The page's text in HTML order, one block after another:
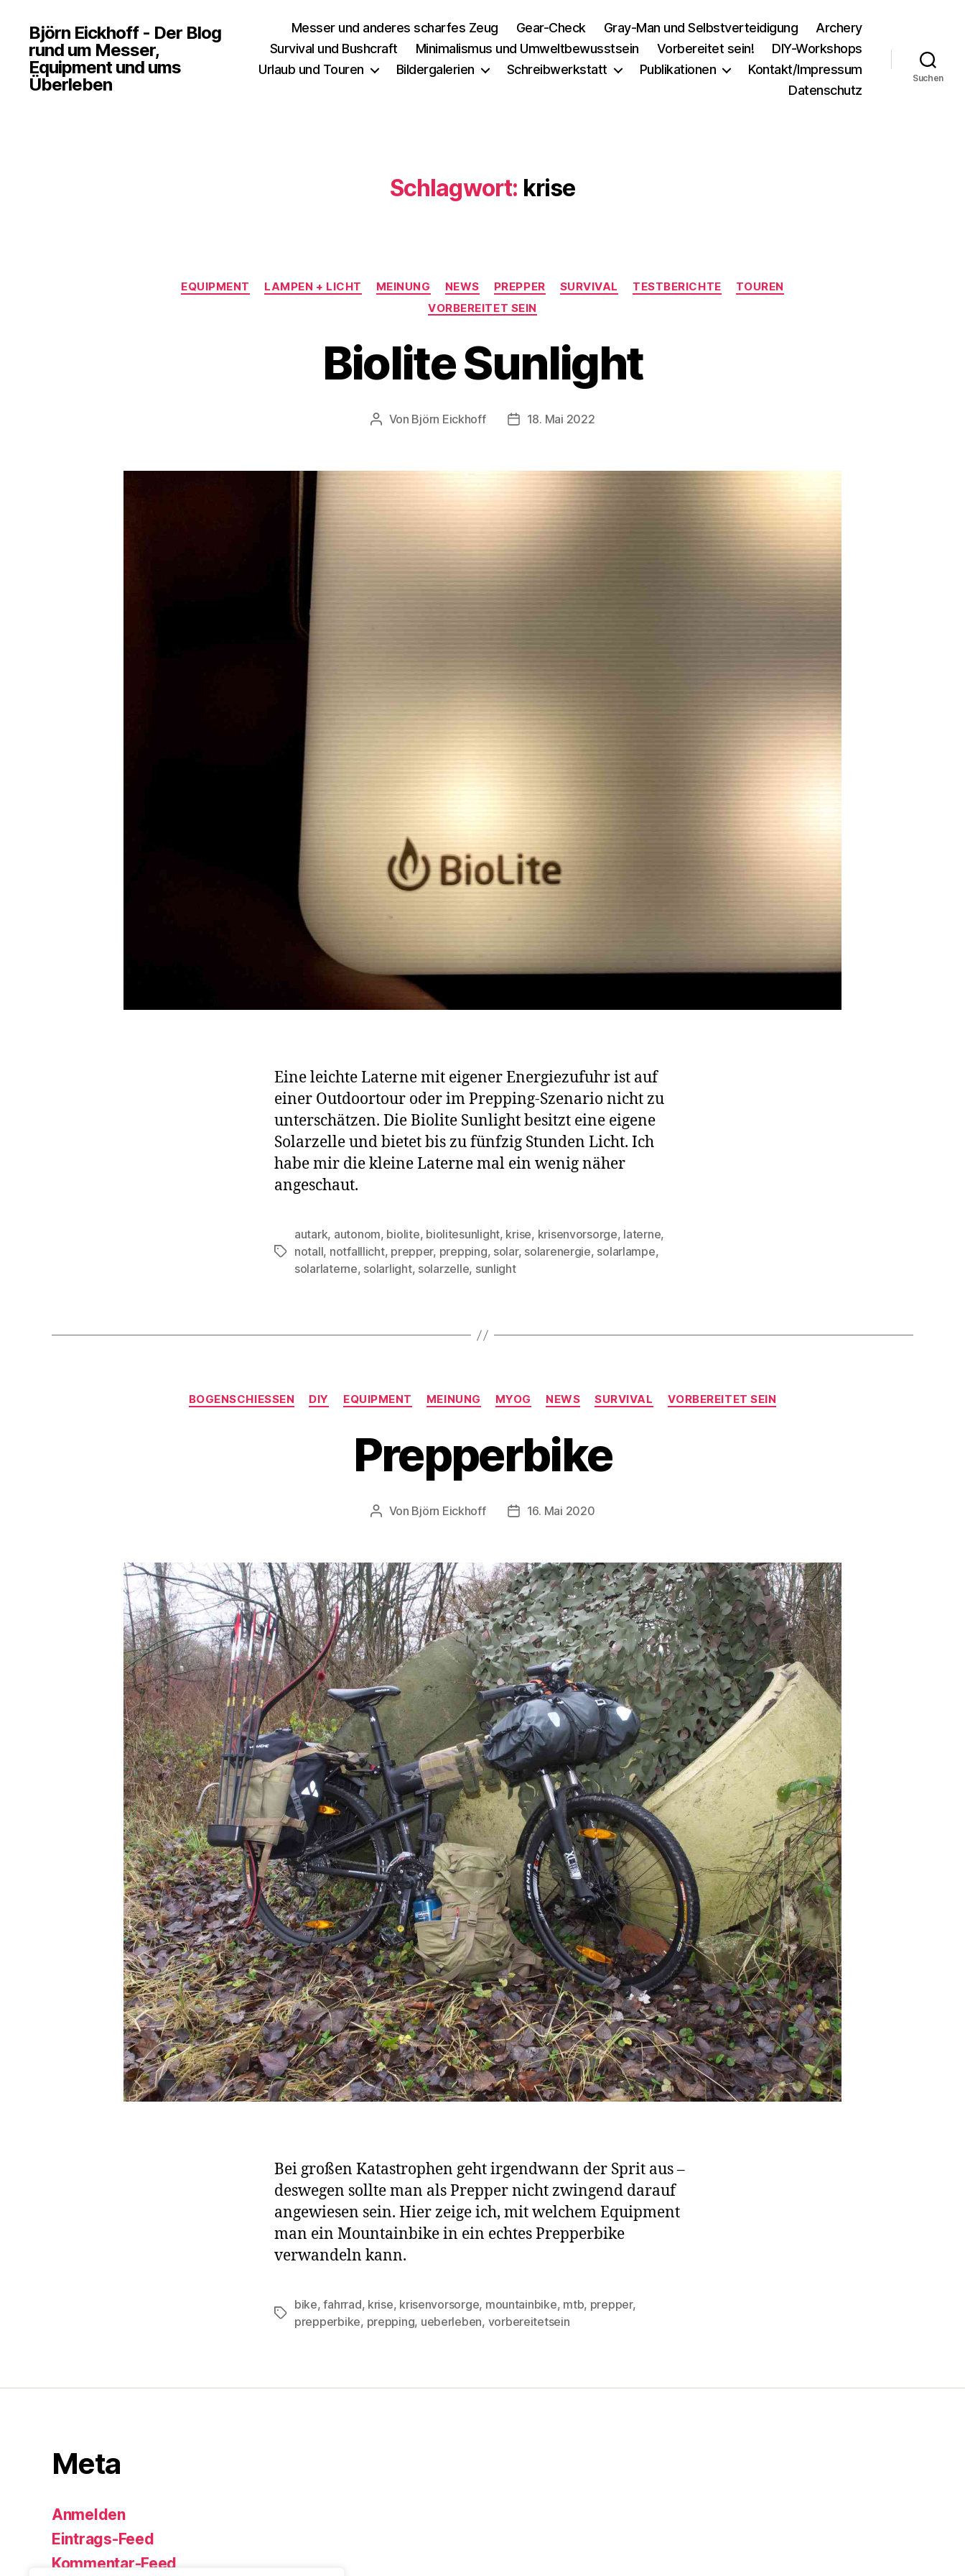
Björn Eickhoff - Der Blog
rund um Messer,
Equipment und ums
Überleben
Messer und anderes scharfes Zeug Gear-Check Gray-Man und Selbstverteidigung
Archery
Survival und Bushcraft
Minimalismus und Umweltbewusstsein Vorbereitet sein!
DIY-Workshops
Urlaub und Touren
Bildergalerien Schreibwerkstatt Publikationen
Kontakt/Impressum
Datenschutz
Suchen
Schlagwort: krise
Kategorien
EQUIPMENT LAMPEN + LICHT MEINUNG NEWS PREPPER SURVIVAL TESTBERICHTE
TOUREN
VORBEREITET SEIN
Biolite Sunlight
Beitragsautor
Von Björn Eickhoff Veröffentlichungsdatum
18. Mai 2022
Eine leichte Laterne mit eigener Energiezufuhr ist auf
einer Outdoortour oder im Prepping-Szenario nicht zu
unterschätzen. Die Biolite Sunlight besitzt eine eigene
Solarzelle und bietet bis zu fünfzig Stunden Licht. Ich
habe mir die kleine Laterne mal ein wenig näher
angeschaut.
Schlagwörter
autark, autonom, biolite, biolitesunlight, krise, krisenvorsorge, laterne,
notall, notfalllicht, prepper, prepping, solar, solarenergie, solarlampe,
solarlaterne, solarlight, solarzelle, sunlight
Kategorien
BOGENSCHIESSEN DIY EQUIPMENT MEINUNG MYOG NEWS SURVIVAL VORBEREITET SEIN
Prepperbike
Beitragsautor
Von Björn Eickhoff Veröffentlichungsdatum
16. Mai 2020
Bei großen Katastrophen geht irgendwann der Sprit aus –
deswegen sollte man als Prepper nicht zwingend darauf
angewiesen sein. Hier zeige ich, mit welchem Equipment
man ein Mountainbike in ein echtes Prepperbike
verwandeln kann.
Schlagwörter
bike,fahrrad, krise, krisenvorsorge, mountainbike, mtb, prepper,
prepperbike, prepping, ueberleben, vorbereitetsein
Meta
Anmelden
Eintrags-Feed
Kommentar-Feed